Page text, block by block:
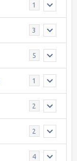
1
3
5
1
2
2
4